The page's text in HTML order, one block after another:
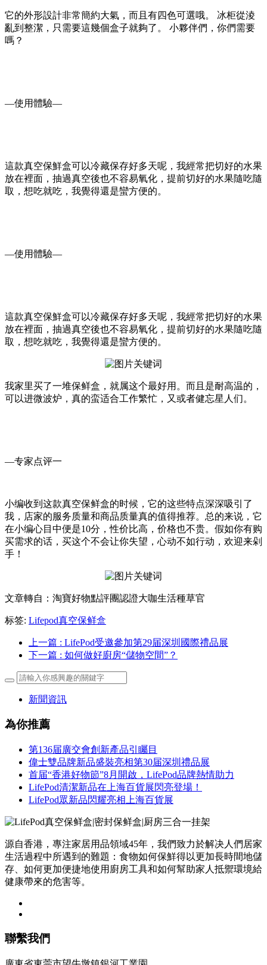
它的外形設計非常簡約大氣，而且有四色可選哦。 冰柜從淩
亂到整潔，只需要這幾個盒子就夠了。 小夥伴們，你們需要
嗎？
—使用體驗—
這款真空保鮮盒可以冷藏保存好多天呢，我經常把切好的水果
放在裡面，抽過真空後也不容易氧化，提前切好的水果隨吃隨
取，想吃就吃，我覺得還是蠻方便的。
—使用體驗—
這款真空保鮮盒可以冷藏保存好多天呢，我經常把切好的水果
放在裡面，抽過真空後也不容易氧化，提前切好的水果隨吃隨
取，想吃就吃，我覺得還是蠻方便的。
我家里买了一堆保鲜盒，就属这个最好用。而且是耐高温的，
可以进微波炉，真的蛮适合工作繁忙，又或者健忘星人们。
—专家点评一
小编收到这款真空保鲜盒的时候，它的这些特点深深吸引了
我，店家的服务质量和商品质量真的值得推荐。总的来说，它
在小编心目中便是10分，性价比高，价格也不贵。假如你有购
买需求的话，买这个不会让你失望，心动不如行动，欢迎来剁
手！
文章轉自：淘寶好物點評團認證大咖生活種草官
标签: Lifepod真空保鲜盒
上一篇 : LifePod受邀參加第29届深圳國際禮品展
下一篇 : 如何做好廚房“儲物空間”？
新聞資訊
為你推薦
第136届廣交會創新產品引矚目
偉士雙品牌新品盛裝亮相第30届深圳禮品展
首届“香港好物節”8月開啟，LifePod品牌熱情助力
LifePod清潔新品在上海百貨展閃亮登場！
LifePod眾新品閃耀亮相上海百貨展
源自香港，專注家居用品領域45年，我們致力於解决人們居家
生活過程中所遇到的難題：食物如何保鮮得以更加長時間地儲
存、如何更加便捷地使用廚房工具和如何幫助家人抵禦環境給
健康帶來的危害等。
聯繫我們